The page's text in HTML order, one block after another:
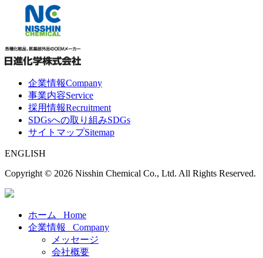
企業情報Company
事業内容Service
採用情報Recruitment
SDGsへの取り組みSDGs
サイトマップSitemap
ENGLISH
Copyright © 2026 Nisshin Chemical Co., Ltd. All Rights Reserved.
ホーム Home
企業情報 Company
メッセージ
会社概要